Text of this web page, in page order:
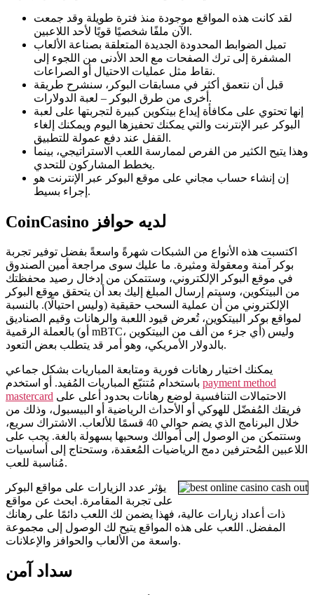
لقد كانت هذه المواقع موجودة منذ فترة طويلة وقد جمعت
الآن ملفًا شخصيًا قويًا لأحد اللاعبين.
تميل الضوابط المحدودة الجديدة المتعلقة بصناعة الألعاب
المشفرة إلى ترك الصفحات مع الحد الأدنى من اللجوء إلى
نقاط مثل عمليات الاحتيال أو الصراعات.
قبل أن نتعمق أكثر في مسابقات البوكر، سنشرح طريقة
أخرى من طرق البوكر – لعبة الدولارات.
إنها تحتوي على مكافأة إيداع بيتكوين كبيرة لتجربتها على لعبة
البوكر عبر الإنترنت والتي يمكنك تحفيزها اليوم ويمكنك إلغاء
القفل عند دفع عمولة للتطبيق.
وهذا يتيح الكثير من الفرص لممارسة اللعب الاستراتيجي، بينما
يخطط المشاركون للتحدي.
إن إنشاء حساب مجاني على موقع البوكر عبر الإنترنت هو
إجراء بسيط.
CoinCasino لديه حوافز
اكتسبت هذه الأنواع من الشبكات شهرةً واسعةً بفضل توفير تجربة
بوكر آمنة ومعقولة ومثيرة. ما عليك سوى مراجعة أمين الصندوق
في موقع البوكر الإلكتروني، وستتمكن من إدخال رصيد محفظتك
من البيتكوين، وسيتم إرسال المبلغ إليك بعد أن يتحقق موقع البوكر
الإلكتروني من أن عملية السحب حقيقية (وليس احتيالًا). بالنسبة
لمواقع بوكر البيتكوين، تُعرض قيود اللعبة والرهانات وقيم الصناديق
بالعملة الرقمية (أو mBTC، أي جزء من ألف من البيتكوين) وليس
بالدولار الأمريكي، وهو أمر قد يتطلب بعض التعود.
يمكنك اختيار رهانات فورية ومتابعة المباريات بشكل جماعي
payment method
mastercard
فريقك المُفضّل للهوكي أو الأحداث الرياضية أو البيسبول، وذلك من
خلال البرنامج الذي يضم حوالي 40 قسمًا للألعاب. الاشتراك سريع،
وستتمكن من الوصول إلى أموالك وسحبها بسهولة بالغة. يجب على
اللاعبين المُحترفين دمج الرياضيات المُعقدة، وستحتاج إلى أساسيات
مُناسبة للعب.
يؤثر عدد الزيارات على مواقع البوكر
على تجربة المقامرة. ابحث عن مواقع
ذات أعداد زيارات عالية، فهذا يضمن لك اللعب دائمًا على رهانك
المفضل. اللعب على هذه المواقع يتيح لك الوصول إلى مجموعة
واسعة من الألعاب والحوافز والإعلانات.
سداد آمن